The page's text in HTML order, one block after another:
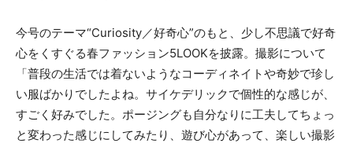
今号のテーマ“Curiosity／好奇心”のもと、少し不思議で好奇
心をくすぐる春ファッション5LOOKを披露。撮影について
「普段の生活では着ないようなコーディネイトや奇妙で珍し
い服ばかりでしたよね。サイケデリックで個性的な感じが、
すごく好みでした。ポージングも自分なりに工夫してちょっ
と変わった感じにしてみたり、遊び心があって、楽しい撮影